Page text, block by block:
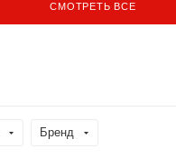
СМОТРЕТЬ ВСЕ
Бренд